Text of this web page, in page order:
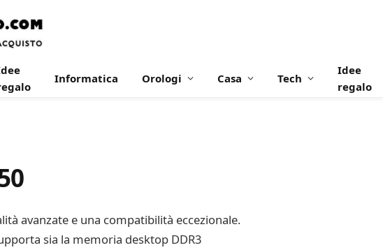
Informatica Orologi Casa Tech
Idee
regalo
avanzate e una compatibilità eccezionale.
sia la memoria desktop DDR3